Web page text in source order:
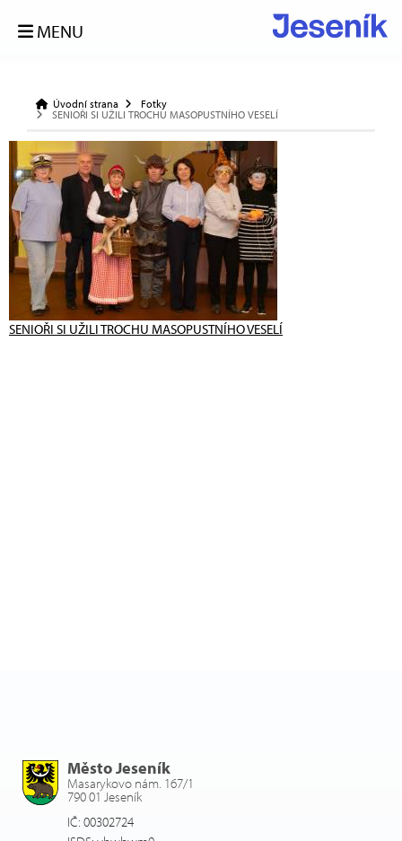
MENU
Úvodní strana
Fotky
SENIOŘI SI UŽILI TROCHU MASOPUSTNÍHO VESELÍ
SENIOŘI SI UŽILI TROCHU MASOPUSTNÍHO VESELÍ
Město Jeseník
Masarykovo nám. 167/1
790 01 Jeseník
IČ: 00302724